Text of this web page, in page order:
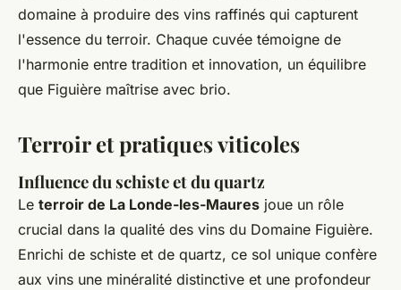
domaine à produire des vins raffinés qui capturent
l'essence du terroir. Chaque cuvée témoigne de
l'harmonie entre tradition et innovation, un équilibre
que Figuière maîtrise avec brio.
Terroir et pratiques viticoles
Influence du schiste et du quartz
Le terroir de La Londe-les-Maures joue un rôle
crucial dans la qualité des vins du Domaine Figuière.
Enrichi de schiste et de quartz, ce sol unique confère
aux vins une minéralité distinctive et une profondeur